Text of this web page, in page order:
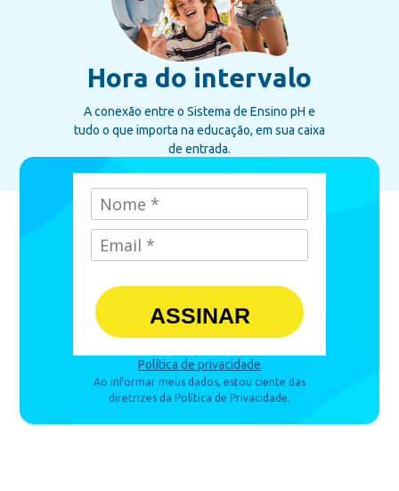
Hora do intervalo
A conexão entre o Sistema de Ensino pH e
tudo o que importa na educação, em sua caixa
de entrada.
ASSINAR
Política de privacidade
Ao informar meus dados, estou ciente das
diretrizes da Política de Privacidade.